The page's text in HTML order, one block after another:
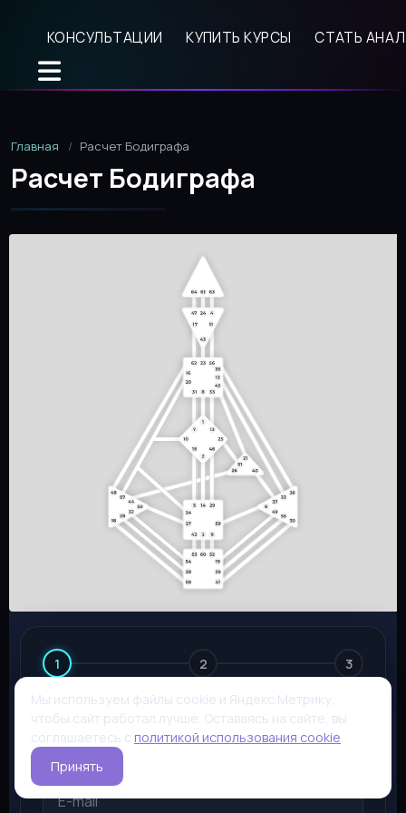
КОНСУЛЬТАЦИИ КУПИТЬ КУРСЫ СТАТЬ
Главная Расчет Бодиграфа
Расчет Бодиграфа
1 2 3
Шаг 1: Основные данные
Мы используем файлы cookie и Яндекс.Метрику,
чтобы сайт работал лучше. Оставаясь на сайте, вы
соглашаетесь с политикой использования cookie.
Принять